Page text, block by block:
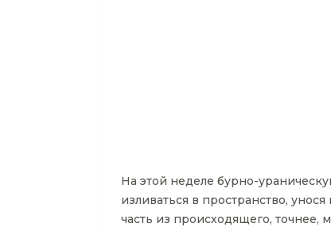
На этой неделе бурно-
изливаться в пространство,
часть из происходящего, точнее,